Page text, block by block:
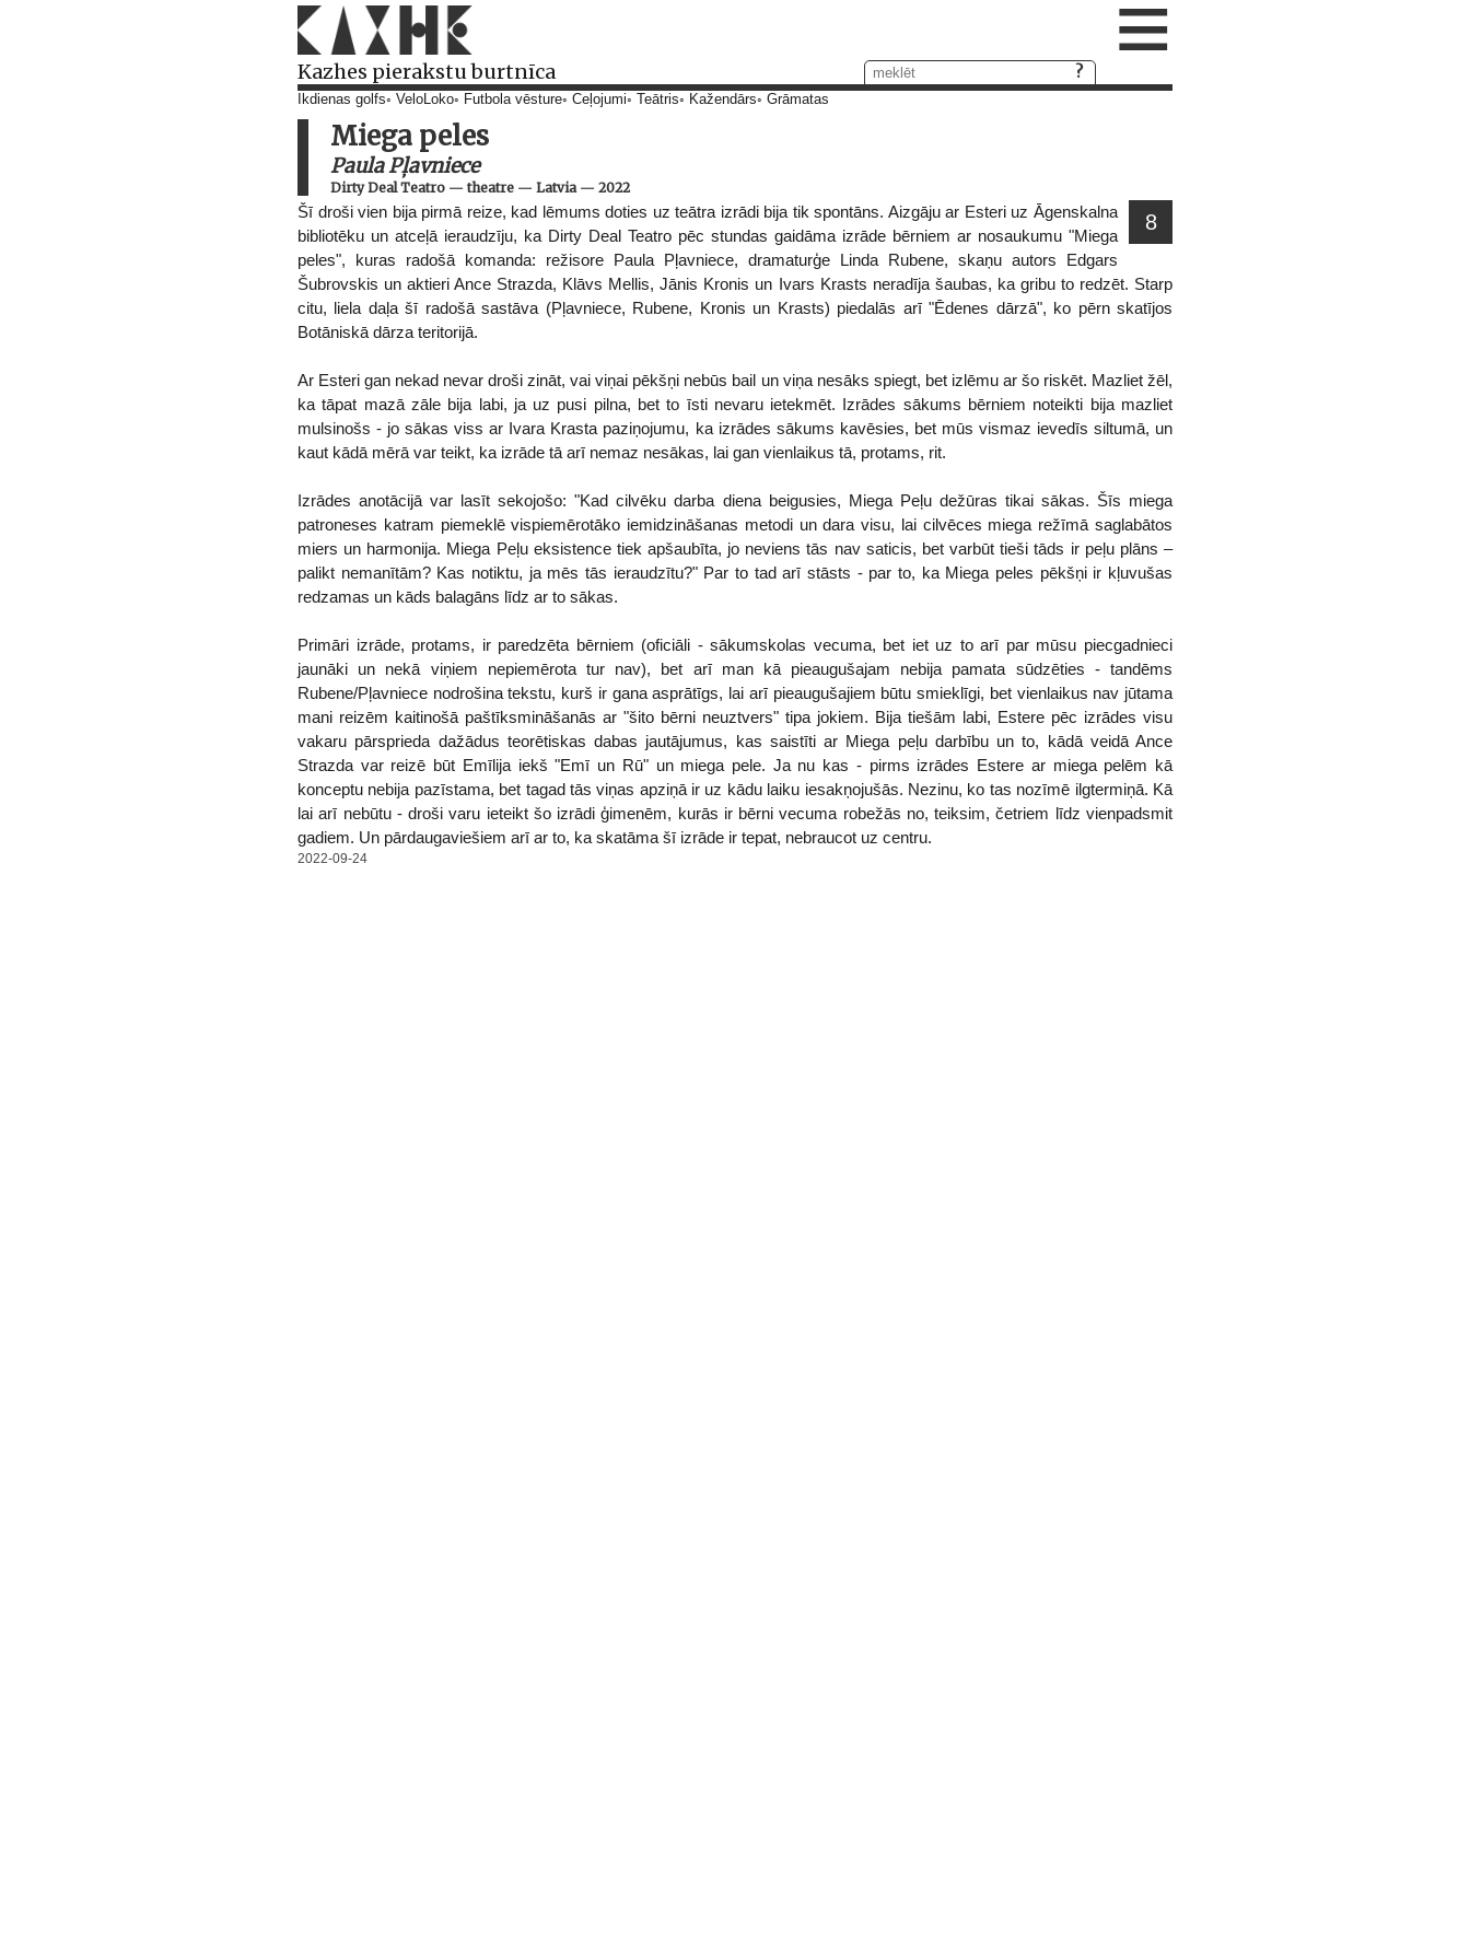
Kazhes pierakstu burtnīca ≡
Ikdienas golfs VeloLoko Futbola vēsture Ceļojumi Teātris Kažendārs Grāmatas
Miega peles
Paula Pļavniece
Dirty Deal Teatro — theatre — Latvia— 2022
8
Šī droši vien bija pirmā reize, kad lēmums doties uz teātra izrādi bija tik spontāns. Aizgāju ar Esteri uz Āgenskalna
bibliotēku un atceļā ieraudzīju, ka Dirty Deal Teatro pēc stundas gaidāma izrāde bērniem ar nosaukumu "Miega
peles", kuras radošā komanda: režisore Paula Pļavniece, dramaturģe Linda Rubene, skaņu autors Edgars
Šubrovskis un aktieri Ance Strazda, Klāvs Mellis, Jānis Kronis un Ivars Krasts neradīja šaubas, ka gribu to redzēt. Starp
citu, liela daļa šī radošā sastāva (Pļavniece, Rubene, Kronis un Krasts) piedalās arī "Ēdenes dārzā", ko pērn skatījos
Botāniskā dārza teritorijā.
Ar Esteri gan nekad nevar droši zināt, vai viņai pēkšņi nebūs bail un viņa nesāks spiegt, bet izlēmu ar šo riskēt. Mazliet žēl,
ka tāpat mazā zāle bija labi, ja uz pusi pilna, bet to īsti nevaru ietekmēt. Izrādes sākums bērniem noteikti bija mazliet
mulsinošs - jo sākas viss ar Ivara Krasta paziņojumu, ka izrādes sākums kavēsies, bet mūs vismaz ievedīs siltumā, un
kaut kādā mērā var teikt, ka izrāde tā arī nemaz nesākas, lai gan vienlaikus tā, protams, rit.
Izrādes anotācijā var lasīt sekojošo: "Kad cilvēku darba diena beigusies, Miega Peļu dežūras tikai sākas. Šīs miega
patroneses katram piemeklē vispiemērotāko iemidzināšanas metodi un dara visu, lai cilvēces miega režīmā saglabātos
miers un harmonija. Miega Peļu eksistence tiek apšaubīta, jo neviens tās nav saticis, bet varbūt tieši tāds ir peļu plāns –
palikt nemanītām? Kas notiktu, ja mēs tās ieraudzītu?" Par to tad arī stāsts - par to, ka Miega peles pēkšņi ir kļuvušas
redzamas un kāds balagāns līdz ar to sākas.
Primāri izrāde, protams, ir paredzēta bērniem (oficiāli - sākumskolas vecuma, bet iet uz to arī par mūsu piecgadnieci
jaunāki un nekā viņiem nepiemērota tur nav), bet arī man kā pieaugušajam nebija pamata sūdzēties - tandēms
Rubene/Pļavniece nodrošina tekstu, kurš ir gana asprātīgs, lai arī pieaugušajiem būtu smieklīgi, bet vienlaikus nav jūtama
mani reizēm kaitinošā paštīksmināšanās ar "šito bērni neuztvers" tipa jokiem. Bija tiešām labi, Estere pēc izrādes visu
vakaru pārsprieda dažādus teorētiskas dabas jautājumus, kas saistīti ar Miega peļu darbību un to, kādā veidā Ance
Strazda var reizē būt Emīlija iekš "Emī un Rū" un miega pele. Ja nu kas - pirms izrādes Estere ar miega pelēm kā
konceptu nebija pazīstama, bet tagad tās viņas apziņā ir uz kādu laiku iesakņojušās. Nezinu, ko tas nozīmē ilgtermiņā. Kā
lai arī nebūtu - droši varu ieteikt šo izrādi ģimenēm, kurās ir bērni vecuma robežās no, teiksim, četriem līdz vienpadsmit
gadiem. Un pārdaugaviešiem arī ar to, ka skatāma šī izrāde ir tepat, nebraucot uz centru.
2022-09-24